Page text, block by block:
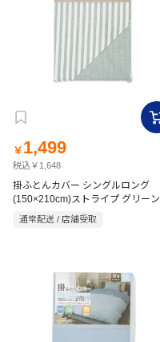
￥ 1,499
税込￥1,648
掛ふとんカバー シングルロング
(150×210cm)ストライプ グリーン
通常配送 / 店舗受取